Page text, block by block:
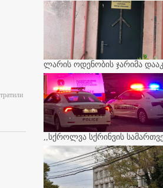
ლარის ოდენობის ჯარიმა
,,სქროლვა სქრინვის